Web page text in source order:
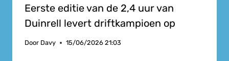
Eerste editie van de 2,4 uur van
Duinrell levert driftkampioen op
Door Davy 15/06/2026 21:03